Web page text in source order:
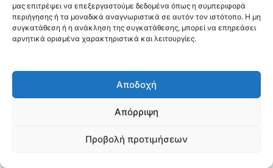
μας επιτρέψει να επεξεργαστούμε δεδομένα όπως η συμπεριφορά
περιήγησης ή τα μοναδικά αναγνωριστικά σε αυτόν τον ιστότοπο. Η μη
συγκατάθεση ή η ανάκληση της συγκατάθεσης, μπορεί να επηρεάσει
αρνητικά ορισμένα χαρακτηριστικά και λειτουργίες.
Αποδοχή
Απόρριψη
Προβολή προτιμήσεων